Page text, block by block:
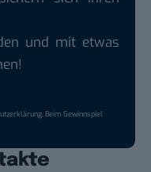
und mit etwas
. Beim Gewinnspiel